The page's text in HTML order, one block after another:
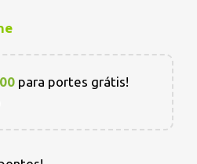
para portes grátis!